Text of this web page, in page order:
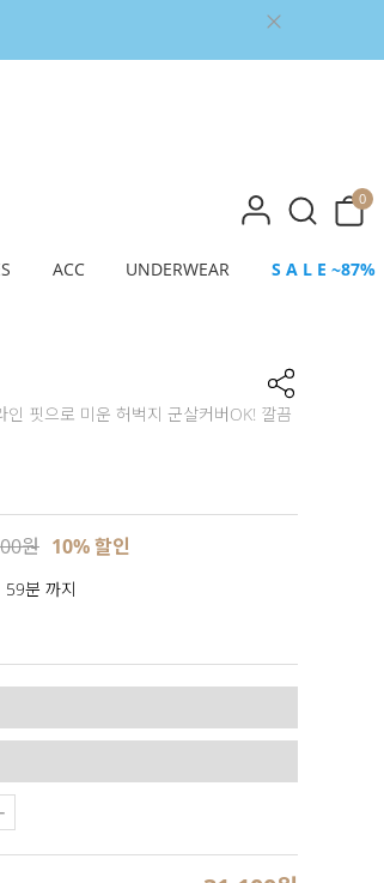
0
ACC UNDERWEAR S A L E ~87%
핏으로 미운 허벅지 군살커버OK! 깔끔
원 10% 할인
분 까지